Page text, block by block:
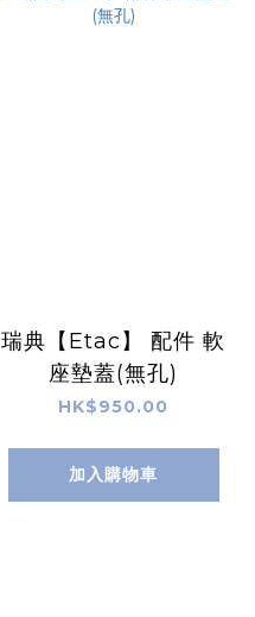
瑞典【Etac】 配件 軟
座墊蓋(無孔)
HK$950.00
加入購物車